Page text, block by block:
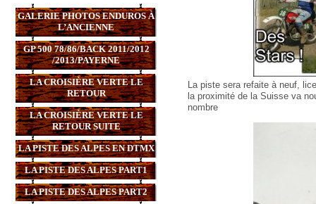
GALERIE PHOTOS ENDUROS À
L’ANCIENNE
GP 500 78/86/BACK 2011/2012
/2013/PAYERNE
LA CROISIÈRE VERTE LE
RETOUR
LA CROISIÈRE VERTE LE
RETOUR SUITE
LA PISTE DES ALPES EN DTMX
LA PISTE DES ALPES PART1
LA PISTE DES ALPES PART2
La piste sera refaite à neuf,
la proximité de la Suisse va
nombre